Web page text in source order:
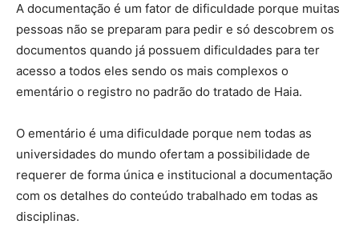
A documentação é um fator de dificuldade porque muitas
pessoas não se preparam para pedir e só descobrem os
documentos quando já possuem dificuldades para ter
acesso a todos eles sendo os mais complexos o
ementário o registro no padrão do tratado de Haia.
O ementário é uma dificuldade porque nem todas as
universidades do mundo ofertam a possibilidade de
requerer de forma única e institucional a documentação
com os detalhes do conteúdo trabalhado em todas as
disciplinas.